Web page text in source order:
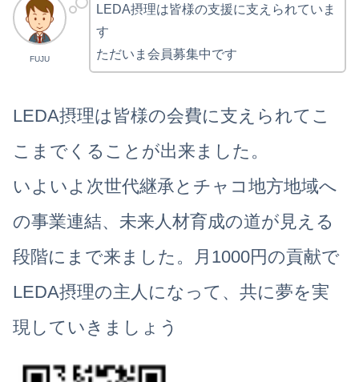
FUJU
LEDA摂理は皆様の支援に支えられていま
す
ただいま会員募集中です
LEDA摂理は皆様の会費に支えられてこ
こまでくることが出来ました。
いよいよ次世代継承とチャコ地方地域へ
の事業連結、未来人材育成の道が見える
段階にまで来ました。月1000円の貢献で
LEDA摂理の主人になって、共に夢を実
現していきましょう